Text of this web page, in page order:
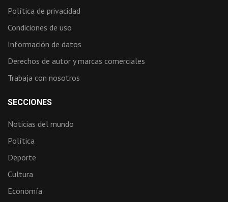
Política de privacidad
Condiciones de uso
Información de datos
Derechos de autor y marcas comerciales
Trabaja con nosotros
SECCIONES
Noticias del mundo
Política
Deporte
Cultura
Economía